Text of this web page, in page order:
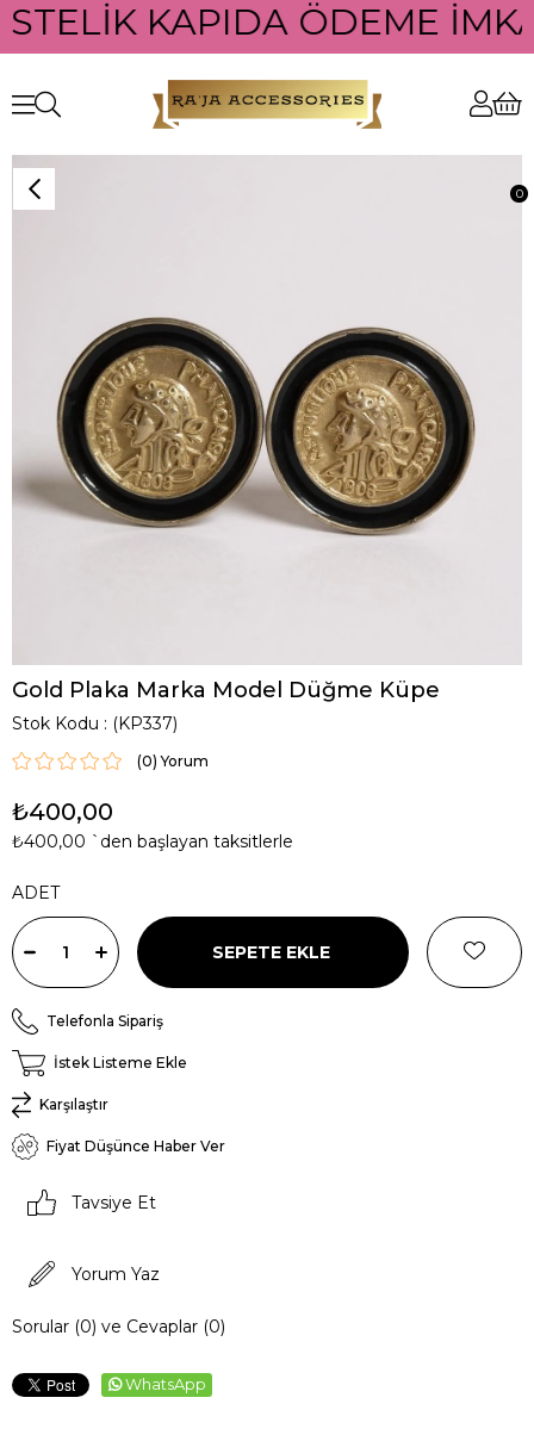
KAPIDA ÖDEME
0
Gold Plaka Marka Model Düğme Küpe
Stok Kodu (KP337)
(0)
₺400,00
₺400,00 `den başlayan taksitlerle
ADET
Telefonla Sipariş
İstek Listeme Ekle
Karşılaştır
Fiyat Düşünce Haber Ver
Tavsiye Et
Yorum Yaz
Sorular (0) ve Cevaplar (0)
WhatsApp